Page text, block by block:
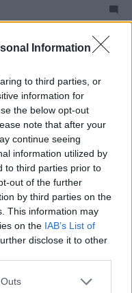
Information
to third parties, or
information for
the below opt-out
note that after your
continue seeing
information utilized by
to third parties prior to
out of the further
by third parties on the
This information may
on the IAB’s List of
disclose it to other
one or more Google